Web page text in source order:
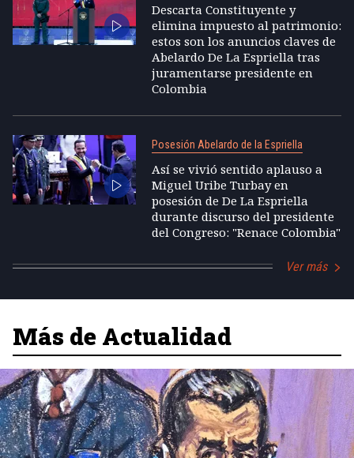
Descarta Constituyente y
elimina impuesto al patrimonio:
estos son los anuncios claves de
Abelardo De La Espriella tras
juramentarse presidente en
Colombia
Posesión Abelardo de la Espriella
Así se vivió sentido aplauso a
Miguel Uribe Turbay en
posesión de De La Espriella
durante discurso del presidente
del Congreso: "Renace Colombia"
Ver más
Más de Actualidad